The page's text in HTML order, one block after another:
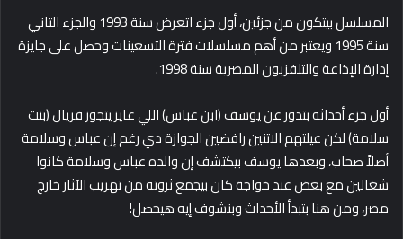
المسلسل بيتكون من جزئين، أول جزء اتعرض سنة 1993 والجزء التاني
سنة 1995 ويعتبر من أهم مسلسلات فترة التسعينات وحصل على جايزة
إدارة الإذاعة والتلفزيون المصرية سنة 1998.
أول جزء أحداثه بتدور عن يوسف (ابن عباس) اللي عايز يتجوز فريال (بنت
سلامة) لكن عيلتهم الاتنين رافضين الجوازة دي رغم إن عباس وسلامة
أصلاً صحاب، وبعدها يوسف بيكتشف إن والده عباس وسلامة كانوا
شغالين مع بعض عند خواجة كان بيجمع ثروته من تهريب الآثار خارج
مصر، ومن هنا بتبدأ الأحداث وبنشوف إيه هيحصل!